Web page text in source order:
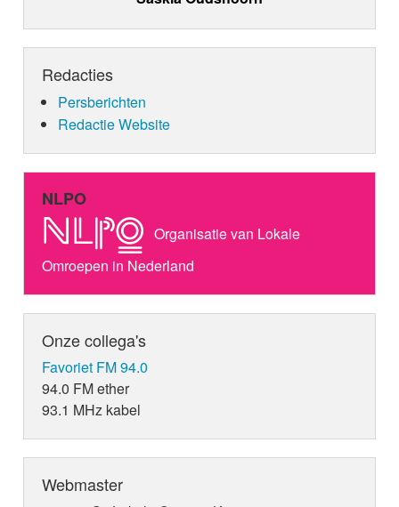
Redacties
Persberichten
Redactie Website
NLPO
Organisatie van Lokale
Omroepen in Nederland
Onze collega's
Favoriet FM 94.0
94.0 FM ether
93.1 MHz kabel
Webmaster